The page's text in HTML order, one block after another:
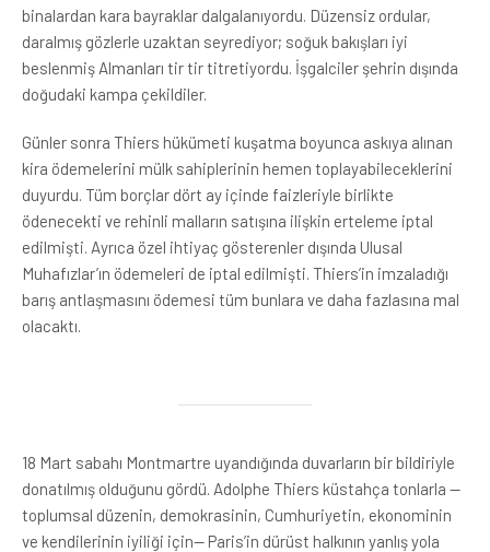
binalardan kara bayraklar dalgalanıyordu. Düzensiz ordular,
daralmış gözlerle uzaktan seyrediyor; soğuk bakışları iyi
beslenmiş Almanları tir tir titretiyordu. İşgalciler şehrin dışında
doğudaki kampa çekildiler.
Günler sonra Thiers hükümeti kuşatma boyunca askıya alınan
kira ödemelerini mülk sahiplerinin hemen toplayabileceklerini
duyurdu. Tüm borçlar dört ay içinde faizleriyle birlikte
ödenecekti ve rehinli malların satışına ilişkin erteleme iptal
edilmişti. Ayrıca özel ihtiyaç gösterenler dışında Ulusal
Muhafızlar’ın ödemeleri de iptal edilmişti. Thiers’in imzaladığı
barış antlaşmasını ödemesi tüm bunlara ve daha fazlasına mal
olacaktı.
18 Mart sabahı Montmartre uyandığında duvarların bir bildiriyle
donatılmış olduğunu gördü. Adolphe Thiers küstahça tonlarla —
toplumsal düzenin, demokrasinin, Cumhuriyetin, ekonominin
ve kendilerinin iyiliği için— Paris’in dürüst halkının yanlış yola